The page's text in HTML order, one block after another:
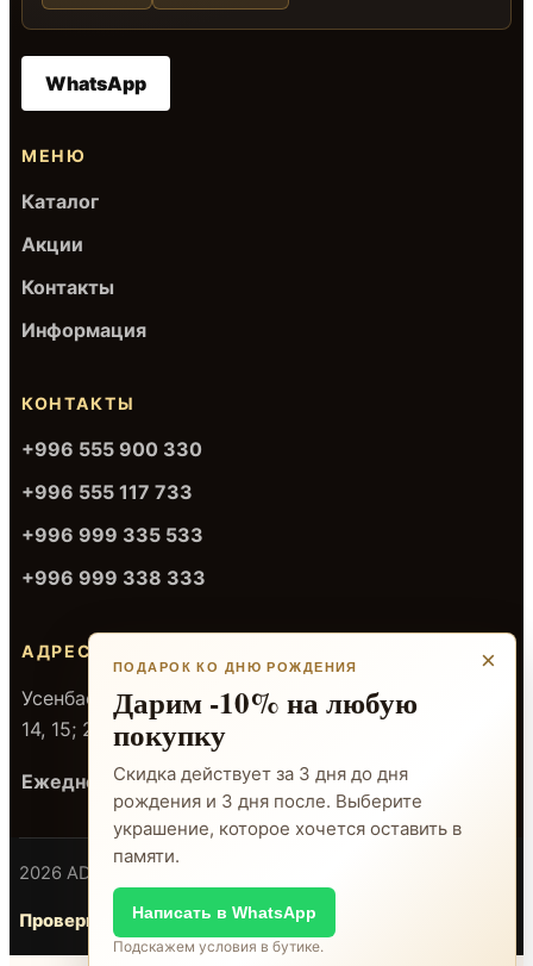
WhatsApp
МЕНЮ
Каталог
Акции
Контакты
Информация
КОНТАКТЫ
+996 555 900 330
+996 555 117 733
+996 999 335 533
+996 999 338 333
АДРЕСА
Усенбаева 106, ТЦ «Берен Голд», 1 этаж — отделы
14, 15; 2 этаж — отдел 3
Ежедневно 10:00-20:00
2026 ADAMANT
Проверка сертификата
×
ПОДАРОК КО ДНЮ РОЖДЕНИЯ
Дарим -10% на любую
покупку
Скидка действует за 3 дня до дня
рождения и 3 дня после. Выберите
украшение, которое хочется оставить в
памяти.
Написать в WhatsApp
Подскажем условия в бутике.